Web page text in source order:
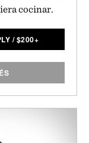
cocinar.
/$200+